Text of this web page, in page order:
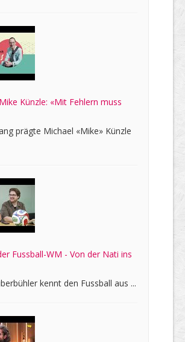
Künzle: «Mit Fehlern muss
prägte Michael «Mike» Künzle
Fussball-WM - Von der Nati ins
kennt den Fussball aus ...